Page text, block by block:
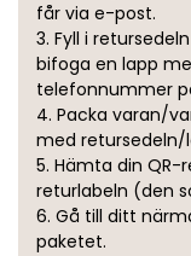
får via e-post.
3. Fyll i
bifoga en lapp
telefonnummer
4. Packa varan/
med retursedeln/
5. Hämta din
returlabeln (den
6. Gå till ditt
paketet.